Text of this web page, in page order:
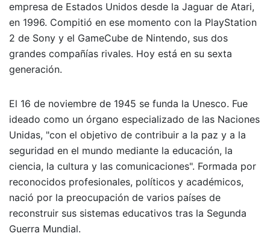
empresa de Estados Unidos desde la Jaguar de Atari,
en 1996. Compitió en ese momento con la PlayStation
2 de Sony y el GameCube de Nintendo, sus dos
grandes compañías rivales. Hoy está en su sexta
generación.
El 16 de noviembre de 1945 se funda la Unesco. Fue
ideado como un órgano especializado de las Naciones
Unidas, "con el objetivo de contribuir a la paz y a la
seguridad en el mundo mediante la educación, la
ciencia, la cultura y las comunicaciones". Formada por
reconocidos profesionales, políticos y académicos,
nació por la preocupación de varios países de
reconstruir sus sistemas educativos tras la Segunda
Guerra Mundial.